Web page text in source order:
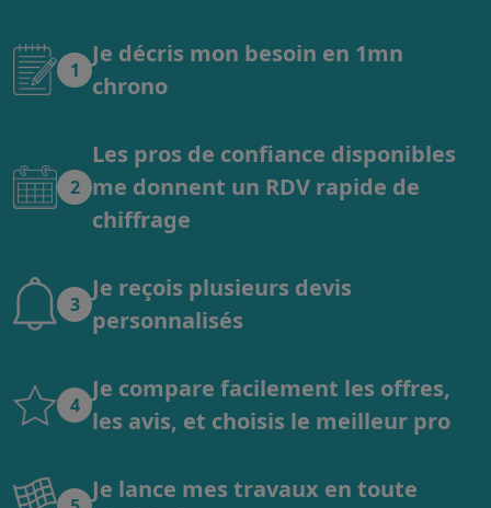
1
Je décris mon besoin en 1mn
chrono
2
Les pros de confiance disponibles
me donnent un RDV rapide de
chiffrage
3
Je reçois plusieurs devis
personnalisés
4
Je compare facilement les offres,
les avis, et choisis le meilleur pro
Je lance mes travaux en toute